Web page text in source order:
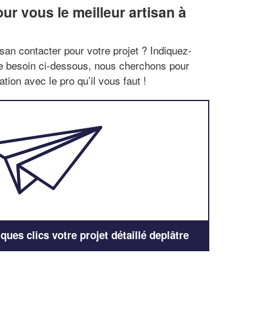
vous le meilleur artisan à
contacter pour votre projet ? Indiquez-
besoin ci-dessous, nous cherchons pour
avec le pro qu’il vous faut !
clics votre projet détaillé deplâtre